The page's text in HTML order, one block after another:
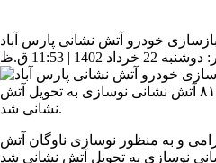
بازسازی خودرو آتش نشانی پارس آباد
1402 | 11:53 ق.ظ
گرامی و به منظور نوسازی ناوگان آتش نشانی خودرو ۸۱۵ آتش نشانی نوسازی به تحویل آتش
نشانی شد.
و به منظور نوسازی ناوگان آتش